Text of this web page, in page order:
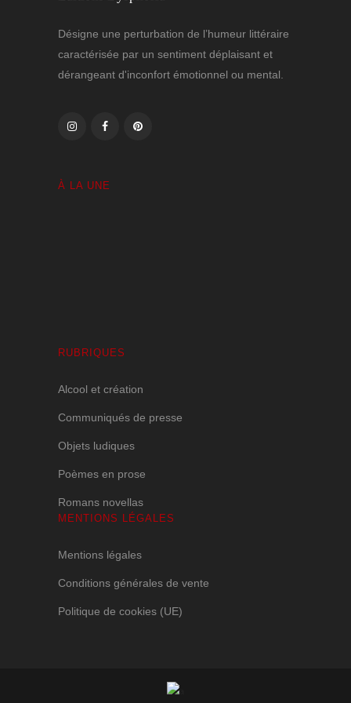
Désigne une perturbation de l’humeur littéraire
caractérisée par un sentiment déplaisant et
dérangeant d'inconfort émotionnel ou mental.
À LA UNE
RUBRIQUES
Alcool et création
Communiqués de presse
Objets ludiques
Poèmes en prose
Romans novellas
MENTIONS LÉGALES
Mentions légales
Conditions générales de vente
Politique de cookies (UE)